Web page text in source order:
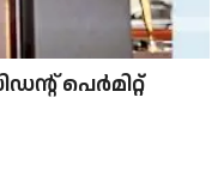
പെർമിറ്റ്